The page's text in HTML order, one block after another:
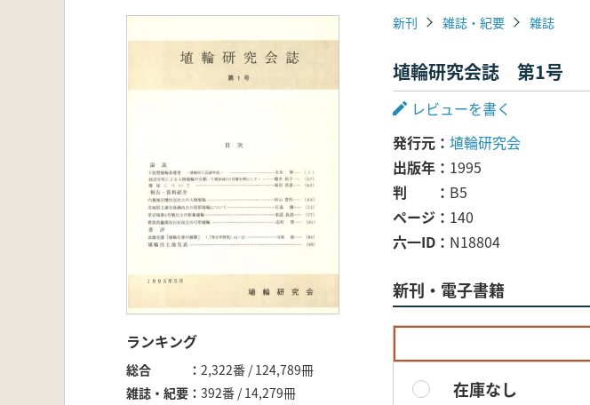
ランキング
総合
2,322番 / 124,789冊
雑誌・紀要
392番 / 14,279冊
新刊 雑誌・紀要 雑誌
埴輪研究会誌 第1号
レビューを書く
発行元
埴輪研究会
出版年
1995
判
B5
ページ
140
六一ID
N18804
新刊・電子書籍
在庫なし